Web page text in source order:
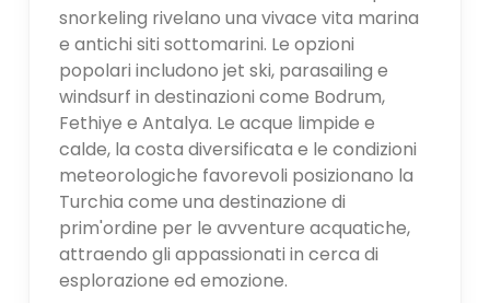
snorkeling rivelano una vivace vita marina
e antichi siti sottomarini. Le opzioni
popolari includono jet ski, parasailing e
windsurf in destinazioni come Bodrum,
Fethiye e Antalya. Le acque limpide e
calde, la costa diversificata e le condizioni
meteorologiche favorevoli posizionano la
Turchia come una destinazione di
prim'ordine per le avventure acquatiche,
attraendo gli appassionati in cerca di
esplorazione ed emozione.